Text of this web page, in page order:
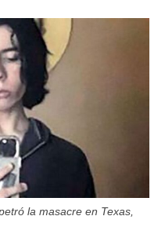
la masacre en Texas,